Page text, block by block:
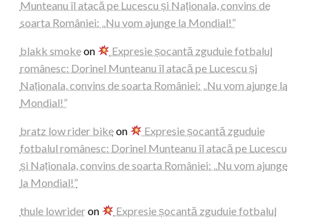
Munteanu îl atacă pe Lucescu și Naționala, convins de
soarta României: „Nu vom ajunge la Mondial!”
blakk smokeon
Expresie șocantă zguduie fotbalul
românesc: Dorinel Munteanu îl atacă pe Lucescu și
Naționala, convins de soarta României: „Nu vom ajunge la
Mondial!”
bratz low rider bikeon
Expresie șocantă zguduie
fotbalul românesc: Dorinel Munteanu îl atacă pe Lucescu
și Naționala, convins de soarta României: „Nu vom ajunge
la Mondial!”
thule lowrideron
Expresie șocantă zguduie fotbalul